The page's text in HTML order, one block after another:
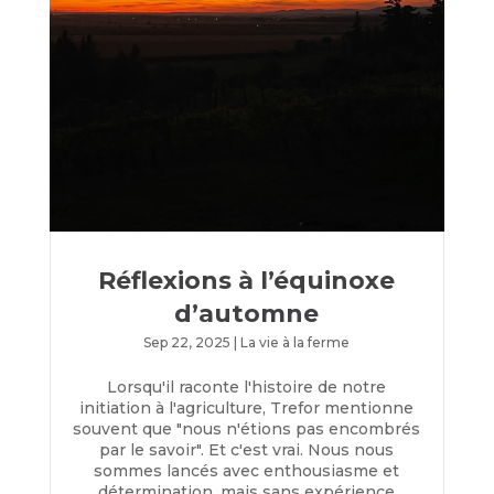
Réflexions à l’équinoxe
d’automne
Sep 22, 2025 |La vie à la ferme
Lorsqu'il raconte l'histoire de notre
initiation à l'agriculture, Trefor mentionne
souvent que "nous n'étions pas encombrés
par le savoir". Et c'est vrai. Nous nous
sommes lancés avec enthousiasme et